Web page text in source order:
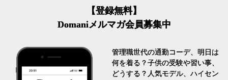
【登録無料】
Domaniメルマガ会員募集中
管理職世代の通勤コーデ、明日は
何を着る？子供の受験や習い事、
どうする？人気モデル、ハイセン